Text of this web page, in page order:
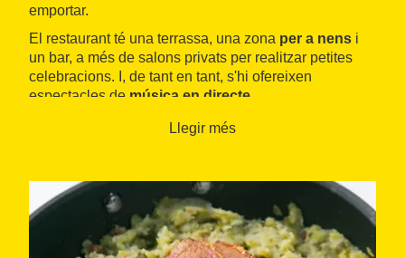
emportar.
El restaurant té una terrassa, una zona per a nens i
un bar, a més de salons privats per realitzar petites
celebracions. I, de tant en tant, s'hi ofereixen
espectacles de música en directe
Llegir més